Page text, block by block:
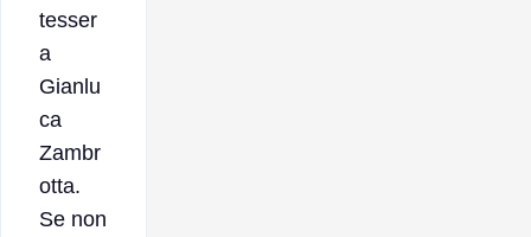
tesser
a
Gianlu
ca
Zambr
otta.
Se non